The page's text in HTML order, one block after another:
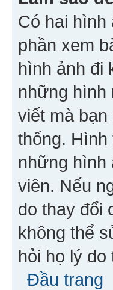
Có hai hình
phần xem
hình ảnh đi
những hình
viết mà
thống.
những hình
viên. Nếu
do thay đổi
không thể
hỏi họ lý do
Đầu trang